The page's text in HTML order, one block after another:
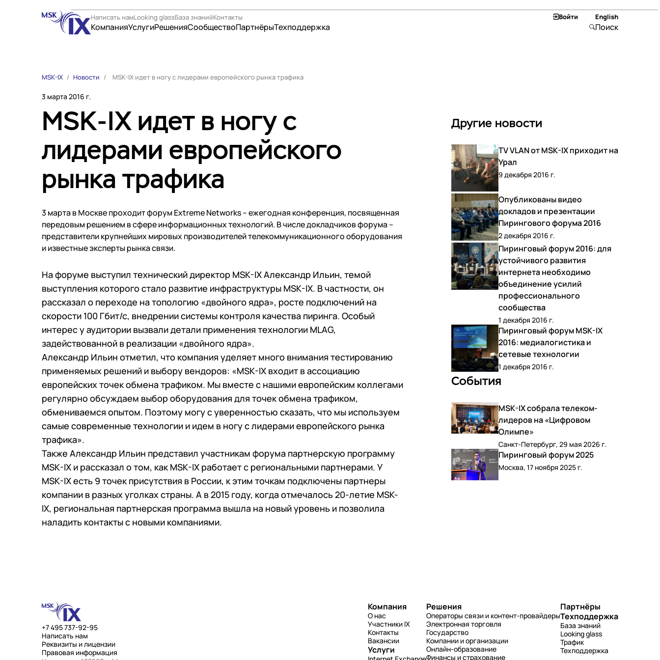
Написать намLooking glassБаза знанийКонтакты
КомпанияУслугиРешенияСообществоПартнёрыТехподдержка
Войти English
Поиск
Компания
О нас
Контакты
Вакансии
Internet Exchange
Медиалогистика
DNS
Colo
Сообщество
События
Видео
Решения
Государство
Компании и организации
Онлайн-образование
Финансы и страхование
Регистраторы TLD
Дата-центры
Партнёры
Техподдержка
База знаний
Техподдержка
MSK-IX / Новости / MSK-IX идет в ногу с лидерами европейского рынка трафика
3 марта 2016 г.
MSK-IX идет в ногу с
лидерами европейского
рынка трафика
3 марта в Москве проходит форум Extreme Networks – ежегодная конференция, посвященная
передовым решением в сфере информационных технологий. В числе докладчиков форума –
представители крупнейших мировых производителей телекоммуникационного оборудования
и известные эксперты рынка связи.
На форуме выступил технический директор MSK-IX Александр Ильин, темой
выступления которого стало развитие инфраструктуры MSK-IX. В частности, он
рассказал о переходе на топологию «двойного ядра», росте подключений на
скорости 100 Гбит/с, внедрении системы контроля качества пиринга. Особый
интерес у аудитории вызвали детали применения технологии MLAG,
задействованной в реализации «двойного ядра».
Александр Ильин отметил, что компания уделяет много внимания тестированию
применяемых решений и выбору вендоров: «MSK-IX входит в ассоциацию
европейских точек обмена трафиком. Мы вместе с нашими европейским коллегами
регулярно обсуждаем выбор оборудования для точек обмена трафиком,
обмениваемся опытом. Поэтому могу с уверенностью сказать, что мы используем
самые современные технологии и идем в ногу с лидерами европейского рынка
трафика».
Также Александр Ильин представил участникам форума партнерскую программу
MSK-IX и рассказал о том, как MSK-IX работает с региональными партнерами. У
MSK-IX есть 9 точек присутствия в России, к этим точкам подключены партнеры
компании в разных уголках страны. А в 2015 году, когда отмечалось 20-летие MSK-
IX, региональная партнерская программа вышла на новый уровень и позволила
наладить контакты с новыми компаниями.
Другие новости
TV VLAN от MSK-IX приходит на
Урал
9 декабря 2016 г.
Опубликованы видео
докладов и презентации
Пирингового форума 2016
2 декабря 2016 г.
Пиринговый форум 2016: для
устойчивого развития
интернета необходимо
объединение усилий
профессионального
сообщества
1 декабря 2016 г.
Пиринговый форум MSK-IX
2016: медиалогистика и
сетевые технологии
1 декабря 2016 г.
События
MSK-IX собрала телеком-
лидеров на «Цифровом
Олимпе»
Санкт-Петербург, 29 мая 2026 г.
Пиринговый форум 2025
Москва, 17 ноября 2025 г.
+7 495 737-92-95
Написать нам
Реквизиты и лицензии
Правовая информация
Компания
О нас
Участники IX
Контакты
Вакансии
Услуги
Решения
Операторы связи и контент-провайдеры
Электронная торговля
Государство
Компании и организации
Онлайн-образование
Финансы и страхование
Партнёры
Техподдержка
База знаний
Looking glass
Трафик
Техподдержка